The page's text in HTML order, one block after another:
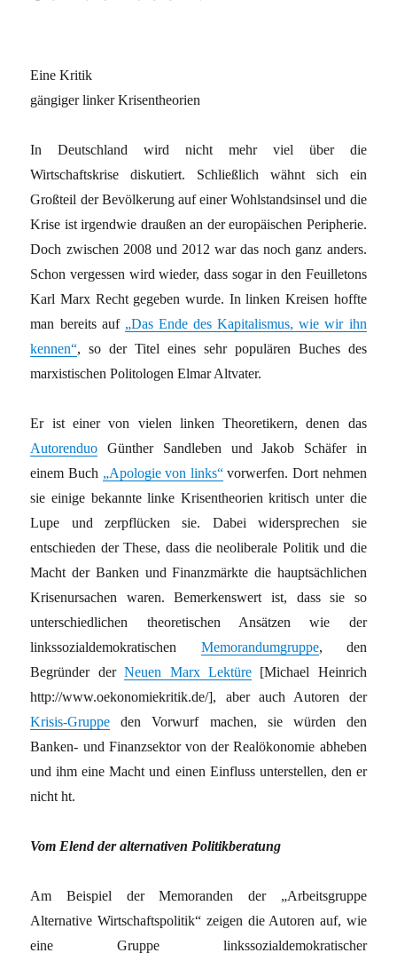
Eine Kritik
gängiger linker Krisentheorien
In Deutschland wird nicht mehr viel über die
Wirtschaftskrise diskutiert. Schließlich wähnt sich ein
Großteil der Bevölkerung auf einer Wohlstandsinsel und die
Krise ist irgendwie draußen an der europäischen Peripherie.
Doch zwischen 2008 und 2012 war das noch ganz anders.
Schon vergessen wird wieder, dass sogar in den Feuilletons
Karl Marx Recht gegeben wurde. In linken Kreisen hoffte
man bereits auf „Das Ende des Kapitalismus, wie wir ihn
kennen“, so der Titel eines sehr populären Buches des
marxistischen Politologen Elmar Altvater.
Er ist einer von vielen linken Theoretikern, denen das
Autorenduo Günther Sandleben und Jakob Schäfer in
einem Buch „Apologie von links“vorwerfen. Dort nehmen
sie einige bekannte linke Krisentheorien kritisch unter die
Lupe und zerpflücken sie. Dabei widersprechen sie
entschieden der These, dass die neoliberale Politik und die
Macht der Banken und Finanzmärkte die hauptsächlichen
Krisenursachen waren. Bemerkenswert ist, dass sie so
unterschiedlichen theoretischen Ansätzen wie der
linkssozialdemokratischen Memorandumgruppe, den
Begründer derNeuen Marx Lektüre[Michael Heinrich
http://www.oekonomiekritik.de/], aber auch Autoren der
Krisis-Gruppe den Vorwurf machen, sie würden den
Banken- und Finanzsektor von der Realökonomie abheben
und ihm eine Macht und einen Einfluss unterstellen, den er
nicht ht.
Vom Elend der alternativen Politikberatung
Am Beispiel der Memoranden der „Arbeitsgruppe
Alternative Wirtschaftspolitik“ zeigen die Autoren auf, wie
eine Gruppe linkssozialdemokratischer